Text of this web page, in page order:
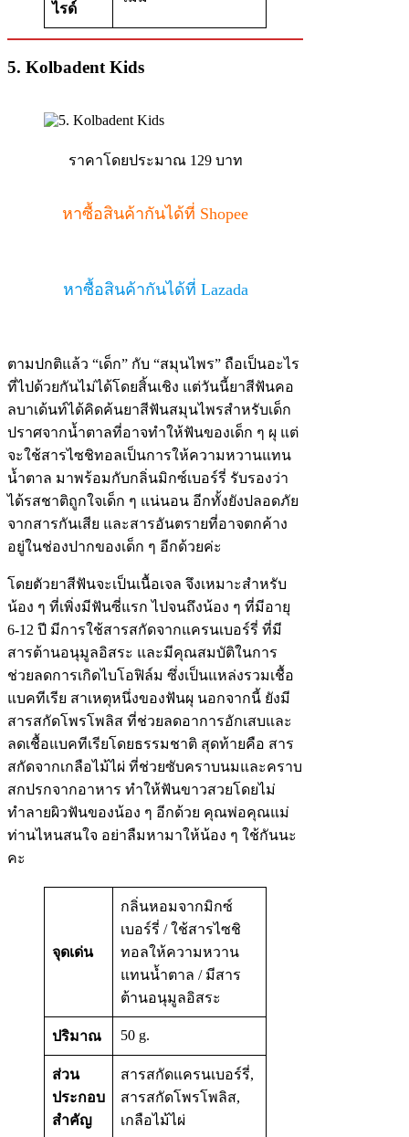
ไรด์
5. Kolbadent Kids
ราคาโดยประมาณ 129 บาท
หาซื้อสินค้ากันได้ที่ Shopee
หาซื้อสินค้ากันได้ที่ Lazada
ตามปกติแล้ว “เด็ก” กับ “สมุนไพร” ถือเป็นอะไร
ที่ไปด้วยกันไม่ได้โดยสิ้นเชิง แต่วันนี้ยาสีฟันคอ
ลบาเด้นท์ได้คิดค้นยาสีฟันสมุนไพรสำหรับเด็ก
ปราศจากน้ำตาลที่อาจทำให้ฟันของเด็ก ๆ ผุ แต่
จะใช้สารไซชิทอลเป็นการให้ความหวานแทน
น้ำตาล มาพร้อมกับกลิ่นมิกซ์เบอร์รี่ รับรองว่า
ได้รสชาติถูกใจเด็ก ๆ แน่นอน อีกทั้งยังปลอดภัย
จากสารกันเสีย และสารอันตรายที่อาจตกค้าง
อยู่ในช่องปากของเด็ก ๆ อีกด้วยค่ะ
โดยตัวยาสีฟันจะเป็นเนื้อเจล จึงเหมาะสำหรับ
น้อง ๆ ที่เพิ่งมีฟันซี่แรก ไปจนถึงน้อง ๆ ที่มีอายุ
6-12 ปี มีการใช้สารสกัดจากแครนเบอร์รี่ ที่มี
สารต้านอนุมูลอิสระ และมีคุณสมบัติในการ
ช่วยลดการเกิดไบโอฟิล์ม ซึ่งเป็นแหล่งรวมเชื้อ
แบคทีเรีย สาเหตุหนึ่งของฟันผุ นอกจากนี้ ยังมี
สารสกัดโพรโพลิส ที่ช่วยลดอาการอักเสบและ
ลดเชื้อแบคทีเรียโดยธรรมชาติ สุดท้ายคือ สาร
สกัดจากเกลือไม้ไผ่ ที่ช่วยซับคราบนมและคราบ
สกปรกจากอาหาร ทำให้ฟันขาวสวยโดยไม่
ทำลายผิวฟันของน้อง ๆ อีกด้วย คุณพ่อคุณแม่
ท่านไหนสนใจ อย่าลืมหามาให้น้อง ๆ ใช้กันนะ
คะ
จุดเด่น
กลิ่นหอมจากมิกซ์
เบอร์รี่ / ใช้สารไซชิ
ทอลให้ความหวาน
แทนน้ำตาล / มีสาร
ต้านอนุมูลอิสระ
ปริมาณ 50 g.
ส่วน
ประกอบ
สำคัญ
สารสกัดแครนเบอร์รี่,
สารสกัดโพรโพลิส,
เกลือไม้ไผ่